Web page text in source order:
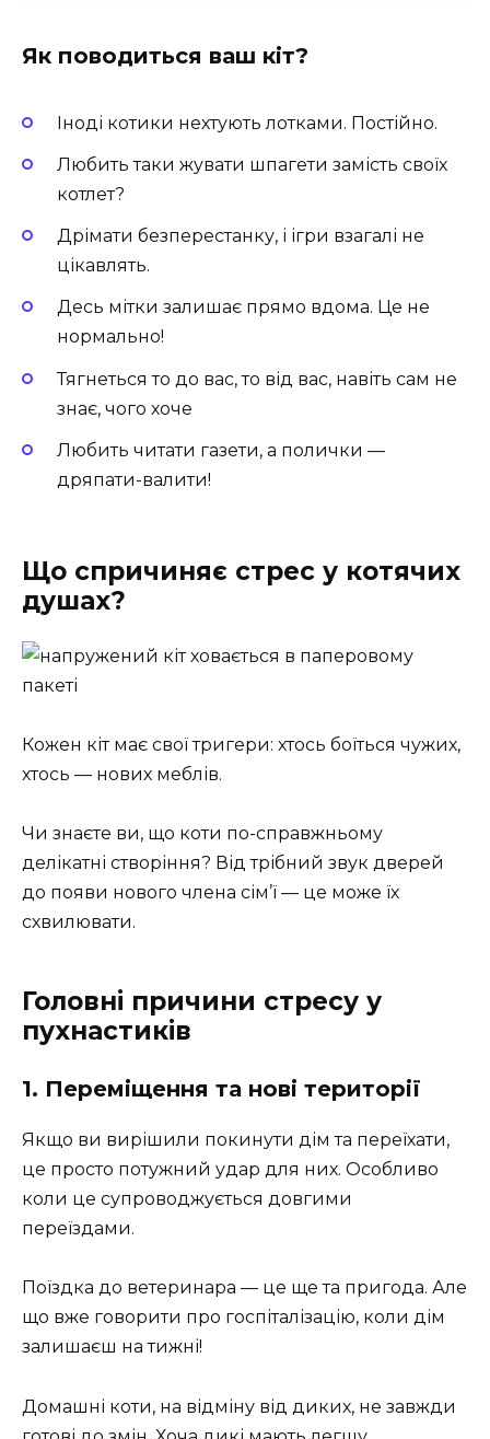
Як поводиться ваш кіт?
Іноді котики нехтують лотками. Постійно.
Любить таки жувати шпагети замість своїх
котлет?
Дрімати безперестанку, і ігри взагалі не
цікавлять.
Десь мітки залишає прямо вдома. Це не
нормально!
Тягнеться то до вас, то від вас, навіть сам не
знає, чого хоче
Любить читати газети, а полички —
дряпати-валити!
Що спричиняє стрес у котячих
душах?
Кожен кіт має свої тригери: хтось боїться чужих,
хтось — нових меблів.
Чи знаєте ви, що коти по-справжньому
делікатні створіння? Від трібний звук дверей
до появи нового члена сім’ї — це може їх
схвилювати.
Головні причини стресу у
пухнастиків
1. Переміщення та нові території
Якщо ви вирішили покинути дім та переїхати,
це просто потужний удар для них. Особливо
коли це супроводжується довгими
переїздами.
Поїздка до ветеринара — це ще та пригода. Але
що вже говорити про госпіталізацію, коли дім
залишаєш на тижні!
Домашні коти, на відміну від диких, не завжди